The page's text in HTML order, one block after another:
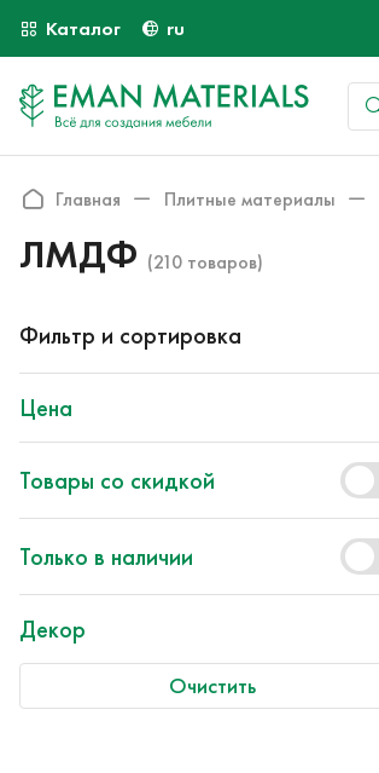
Каталог ru
Главная Плитные материалы
ЛМДФ (210 товаров)
Фильтр и сортировка
Цена
Товары со скидкой
Только в наличии
Декор
Очистить